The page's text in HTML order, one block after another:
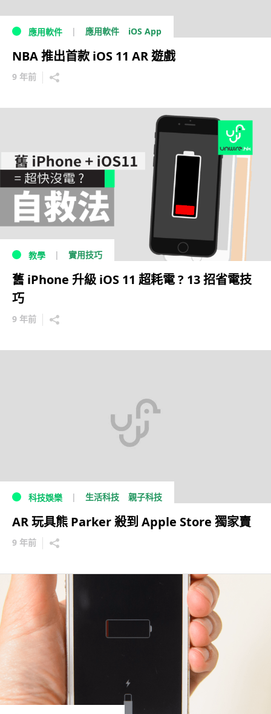
應用軟件 應用軟件 iOS App
NBA 推出首款 iOS 11 AR 遊戲
9 年前
教學 實用技巧
舊 iPhone 升級 iOS 11 超耗電 ? 13 招省電技
巧
9 年前
科技娛樂 生活科技 親子科技
AR 玩具熊 Parker 殺到 Apple Store 獨家賣
9 年前